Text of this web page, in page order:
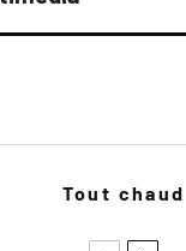
Tout chaud